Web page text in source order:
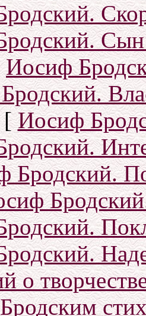
Иосиф
[Иосиф
Бродский.
о